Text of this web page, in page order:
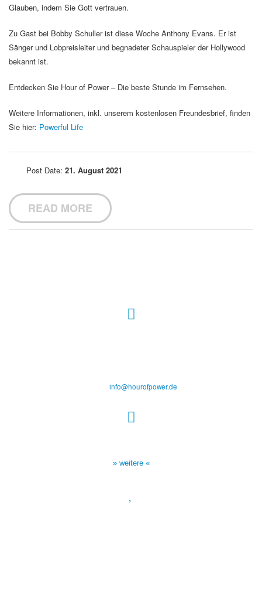
Glauben, indem Sie Gott vertrauen.
Zu Gast bei Bobby Schuller ist diese Woche Anthony Evans. Er ist
Sänger und Lobpreisleiter und begnadeter Schauspieler der Hollywood
bekannt ist.
Entdecken Sie Hour of Power – Die beste Stunde im Fernsehen.
Weitere Informationen, inkl. unserem kostenlosen Freundesbrief, finden
Sie hier: Powerful Life
Post Date: 21. August 2021
READ MORE
info@hourofpower.de
» weitere «